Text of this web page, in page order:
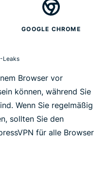
GOOGLE CHROME
Leaks
Browser vor
können, während Sie
Wenn Sie regelmäßig
sollten Sie den
für alle Browser